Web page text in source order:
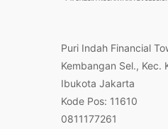
Puri Indah Financial
Kembangan Sel., Kec.
Ibukota Jakarta
Kode Pos: 11610
0811177261